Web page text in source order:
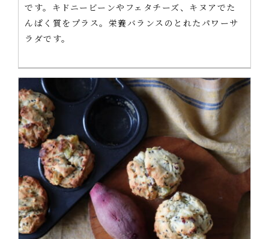
です。キドニービーンやフェタチーズ、キヌアでた
んぱく質をプラス。栄養バランスのとれたパワーサ
ラダです。